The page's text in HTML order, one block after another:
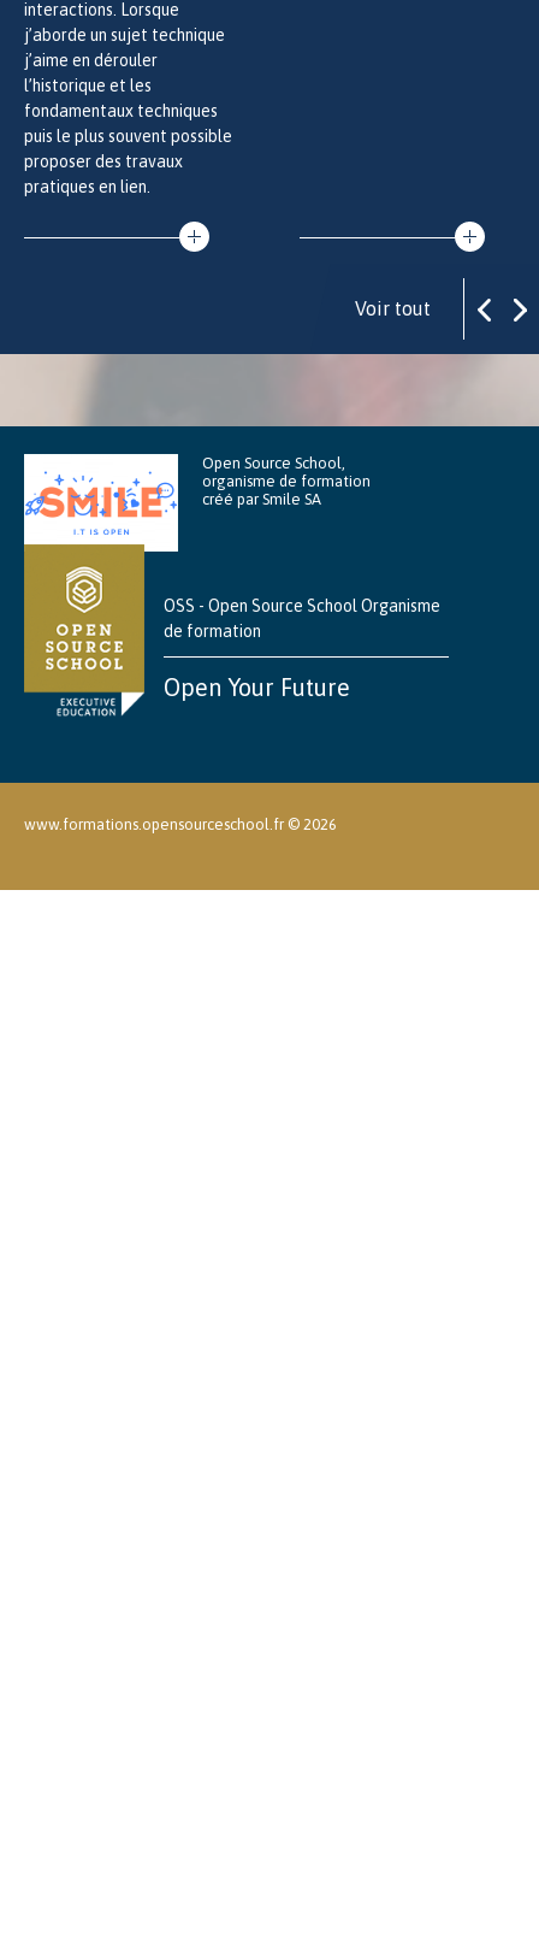
interactions. Lorsque
j’aborde un sujet technique
j’aime en dérouler
l’historique et les
fondamentaux techniques
puis le plus souvent possible
proposer des travaux
pratiques en lien.
Voir tout
Open Source School,
organisme de formation
créé par Smile SA
OSS - Open Source School Organisme
de formation
Open Your Future
www.formations.opensourceschool.fr © 2026